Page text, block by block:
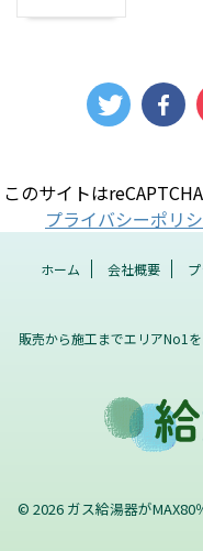
このサイトは
プライバシーポリ
ホーム 会社概要
販売から施工までエリアNo1
© 2026 ガス給湯器がMAX80